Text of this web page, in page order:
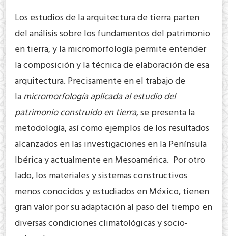
Los estudios de la arquitectura de tierra parten
del análisis sobre los fundamentos del patrimonio
en tierra, y la micromorfología permite entender
la composición y la técnica de elaboración de esa
arquitectura. Precisamente en el trabajo de
lamicromorfología aplicada al estudio del
patrimonio construido en tierra,se presenta la
metodología, así como ejemplos de los resultados
alcanzados en las investigaciones en la Península
Ibérica y actualmente en Mesoamérica. Por otro
lado, los materiales y sistemas constructivos
menos conocidos y estudiados en México, tienen
gran valor por su adaptación al paso del tiempo en
diversas condiciones climatológicas y socio-